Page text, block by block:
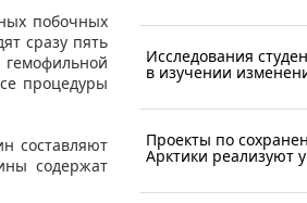
побочных
сразу пять
процедуры
составляют
содержат
Исследования
в изучении
Проекты по
Арктики реализуют